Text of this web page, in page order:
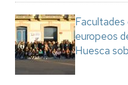
Facultades
europeos
Huesca